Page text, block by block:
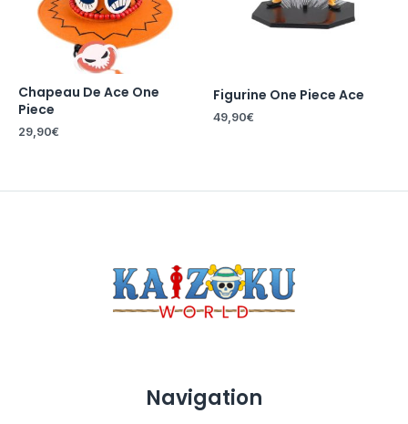
Chapeau De Ace One
Piece
29,90€
Figurine One Piece Ace
49,90€
Navigation